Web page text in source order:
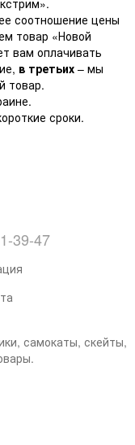
соотношение цены
товар «Новой
вам оплачивать
в третьих – мы
товар.
сроки.
39-47
самокаты, скейты,